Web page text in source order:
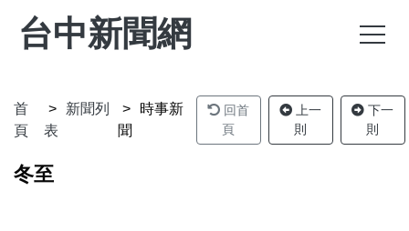
台中新聞網
首
頁
新聞列
表
時事新
聞
回首
頁
上一
則
下一
則
冬至